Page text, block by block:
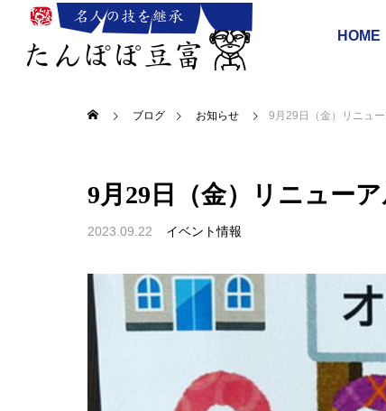
HOME
ブログ お知らせ 9月29日（金）リニュ
9月29日（金）リニュー
2023.09.22 イベント情報